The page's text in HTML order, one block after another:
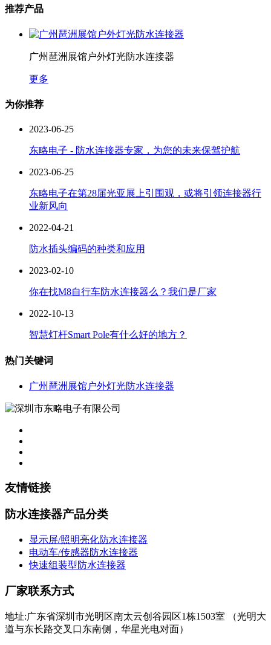
推荐产品
广州琶洲展馆户外灯光防水连接器
更多
为你推荐
2023-06-25
东略电子 - 防水连接器专家，为您的未来保驾护航
2023-06-25
东略电子在第28届光亚展上引围观，或将引领连接器行
业新风向
2022-04-21
防水插头编码的种类和应用
2023-02-10
你在找M8自行车防水连接器么？我们是厂家
2022-10-13
智慧灯杆Smart Pole有什么好的地方？
热门关键词
广州琶洲展馆户外灯光防水连接器
友情链接
防水连接器产品分类
显示屏/照明亮化防水连接器
电动车/传感器防水连接器
快速组装型防水连接器
厂家联系方式
地址:广东省深圳市光明区南太云创谷园区1栋1503室 （光明大
道与东长路交叉口东南侧，华星光电对面）